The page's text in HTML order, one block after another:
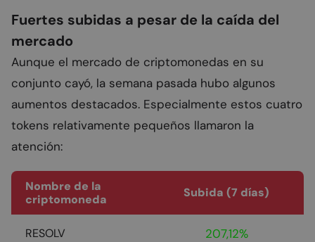
Fuertes subidas a pesar de la caída del
mercado
Aunque el mercado de criptomonedas en su
conjunto cayó, la semana pasada hubo algunos
aumentos destacados. Especialmente estos cuatro
tokens relativamente pequeños llamaron la
atención:
Nombre de la
criptomoneda
Subida (7 días)
RESOLV 207,12%